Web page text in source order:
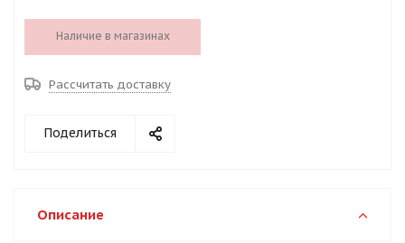
Наличие в магазинах
Рассчитать доставку
Поделиться
Описание